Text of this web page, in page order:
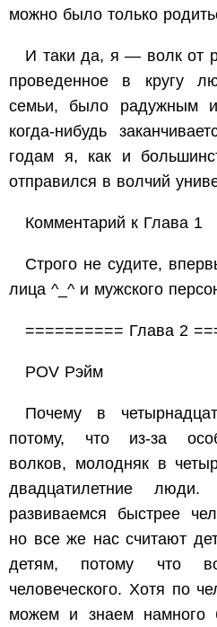
можно было только
И таки да, я — волк от
проведенное в кругу
семьи, было радужным
когда-нибудь
годам я, как и
отправился в волчий
Комментарий к Глава 1
Строго не судите,
лица ^_^ и мужского
========== Глава 2
POV Рэйм
Почему в
потому, что из-за
волков, молодняк в
двадцатилетние
развиваемся быстрее
но все же нас считают
детям, потому что
человеческого. Хотя по
можем и знаем намного